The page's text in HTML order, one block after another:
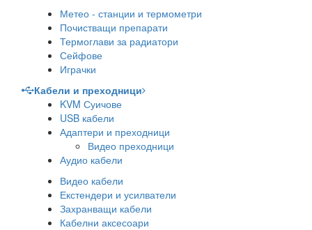
Метео - станции и термометри
Почистващи препарати
Термоглави за радиатори
Сейфове
Играчки
Кабели и преходници
KVM Суичове
USB кабели
Адаптери и преходници
Видео преходници
Аудио кабели
Видео кабели
Екстендери и усилватели
Захранващи кабели
Кабелни аксесоари